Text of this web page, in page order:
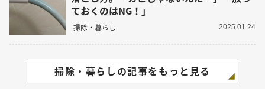
ておくのはNG！」
掃除・暮らし 2025.01.24
掃除・暮らしの記事をもっと見る